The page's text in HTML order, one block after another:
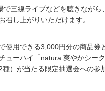
で三線ライブなどを聴きながら
召し上がりいただけます。
使用できる3,000円分の商品券
ューハイ「natura 爽やかシー
）が当たる限定抽選会への参